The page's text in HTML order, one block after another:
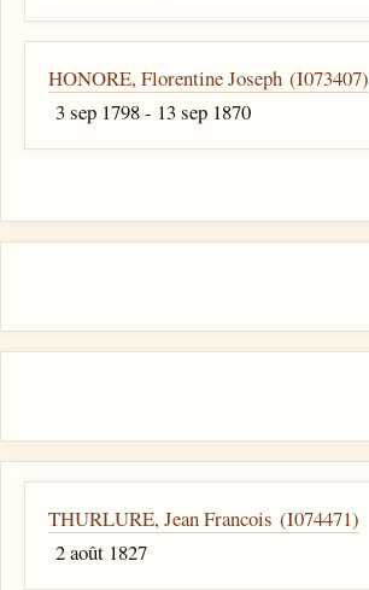
HONORE, Florentine Joseph (I073407)
3 sep 1798 - 13 sep 1870
THURLURE, Jean Francois (I074471)
2 août 1827